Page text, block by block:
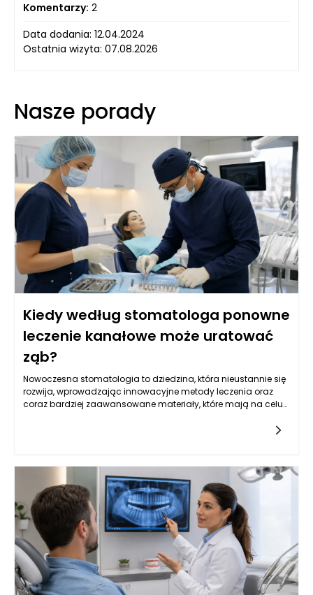
Komentarzy: 2
Data dodania: 12.04.2024
Ostatnia wizyta: 07.08.2026
Nasze porady
Kiedy według stomatologa ponowne
leczenie kanałowe może uratować
ząb?
Nowoczesna stomatologia to dziedzina, która nieustannie się
rozwija, wprowadzając innowacyjne metody leczenia oraz
coraz bardziej zaawansowane materiały, które mają na celu
kanałowe, często będące ostatnią deską ratunku dla zębów
postępowania. W wielu przypadkach ponowne leczenie
kanałowe może uratować ząb, ale nie każdy przypadek jest
jednoznaczny. Stomatolog w Rzeszowie potrafi ocenić, kiedy
taka decyzja jest zasadne, a także jak skutecznie
przeprowadzić kolejne etapy terapii protetycznej, aby pacjent
mógł cieszyć się zdrowym uśmiechem.